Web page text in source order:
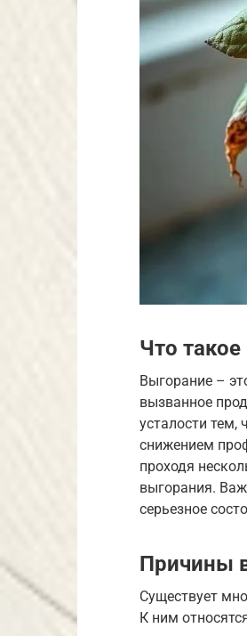
Что
Выгорание –
вызванное
усталости тем,
снижением
проходя
выгорания.
серьезное
Причины
Существует
К ним